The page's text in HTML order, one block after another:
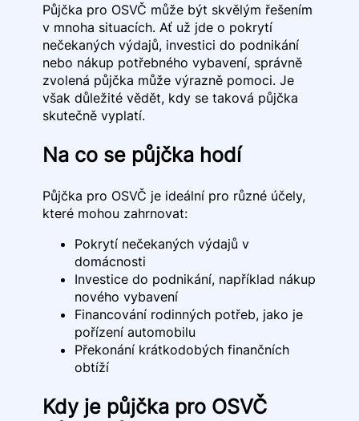
Půjčka pro OSVČ může být skvělým řešením
v mnoha situacích. Ať už jde o pokrytí
nečekaných výdajů, investici do podnikání
nebo nákup potřebného vybavení, správně
zvolená půjčka může výrazně pomoci. Je
však důležité vědět, kdy se taková půjčka
skutečně vyplatí.
Na co se půjčka hodí
Půjčka pro OSVČ je ideální pro různé účely,
které mohou zahrnovat:
Pokrytí nečekaných výdajů v
domácnosti
Investice do podnikání, například nákup
nového vybavení
Financování rodinných potřeb, jako je
pořízení automobilu
Překonání krátkodobých finančních
obtíží
Kdy je půjčka pro OSVČ